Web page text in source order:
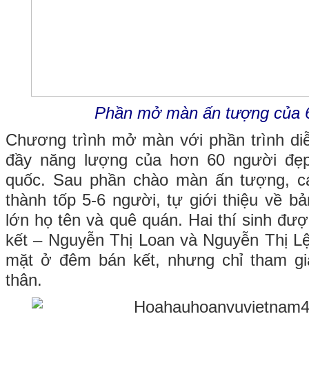
Phần mở màn ấn tượng của
Chương trình mở màn với phần trình
đầy năng lượng của hơn 60 người
quốc. Sau phần chào màn ấn tượng,
thành tốp 5-6 người, tự giới thiệu về
lớn họ tên và quê quán. Hai thí sinh
kết – Nguyễn Thị Loan và Nguyễn Thị
mặt ở đêm bán kết, nhưng chỉ tham
thân.